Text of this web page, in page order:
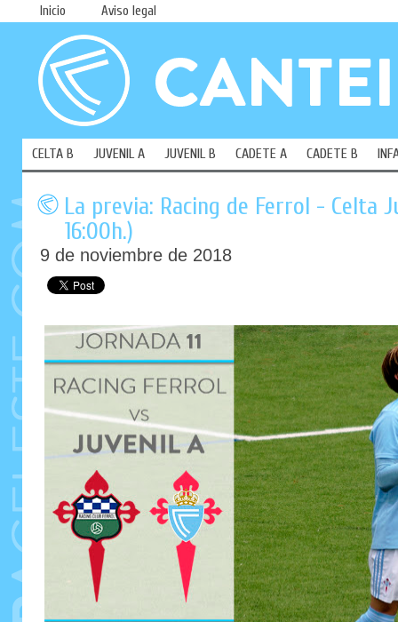
Inicio Aviso legal
CELTA B JUVENIL A JUVENIL B CADETE A CADETE B
La previa: Racing de Ferrol - Celta
16:00h.)
9 de noviembre de 2018